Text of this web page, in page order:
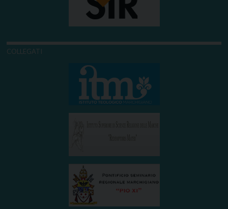
COLLEGATI